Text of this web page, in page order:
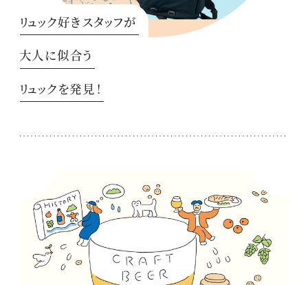
リュック好きスタッフが
大人に似合う
リュックを発見！